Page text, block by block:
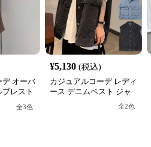
デ オーバ
レスト
ット
全3色
¥5,130 (税込)
カジュアルコーデ レディ
ース デニムベスト ジャ
ケット 重ね着 ゆったり
全2色